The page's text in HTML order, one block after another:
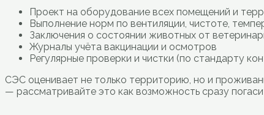
Проект на оборудование всех помещений и
Выполнение норм по вентиляции, чистоте,
Заключения о состоянии животных от
Журналы учёта вакцинации и осмотров
Регулярные проверки и чистки (по стандарту
СЭС оценивает не только территорию, но и
— рассматривайте это как возможность сразу